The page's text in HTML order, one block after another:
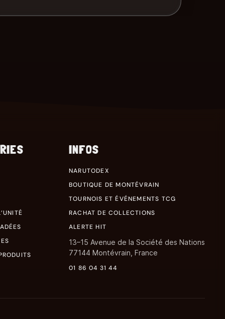
INFOS
NARUTODEX
BOUTIQUE DE MONTÉVRAIN
TOURNOIS ET ÉVÉNEMENTS TCG
RACHAT DE COLLECTIONS
ALERTE HIT
13–15 Avenue de la Société des Nations
77144 Montévrain, France
01 86 04 31 44